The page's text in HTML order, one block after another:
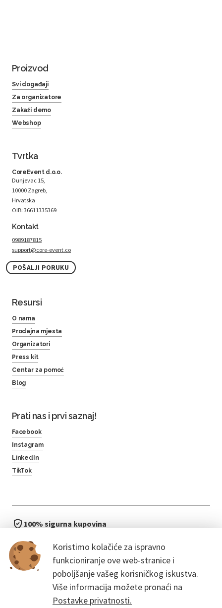
Koristimo kolačiće za ispravno
funkcioniranje ove web-stranice i
poboljšanje vašeg korisničkog iskustva.
Više informacija možete pronaći na
Postavke privatnosti.
Proizvod
Svi događaji
Za organizatore
Zakaži demo
Webshop
Tvrtka
CoreEvent d.o.o.
Dunjevac 15,
10000 Zagreb,
Hrvatska
OIB: 36611335369
Kontakt
0989187815
support@core-event.co
POŠALJI PORUKU
Resursi
O nama
Prodajna mjesta
Organizatori
Press kit
Centar za pomoć
Blog
Prati nas i prvi saznaj!
Facebook
Instagram
LinkedIn
TikTok
100% sigurna kupovina
bez čekanja u redu